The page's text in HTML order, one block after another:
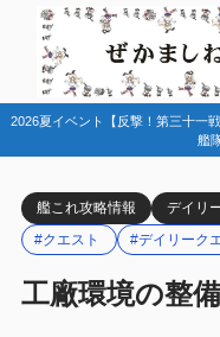
2026夏イベント【反撃！第三十一
艦
艦これ攻略情報
デイリ
#クエスト
#デイリーク
工廠環境の整
目次
1